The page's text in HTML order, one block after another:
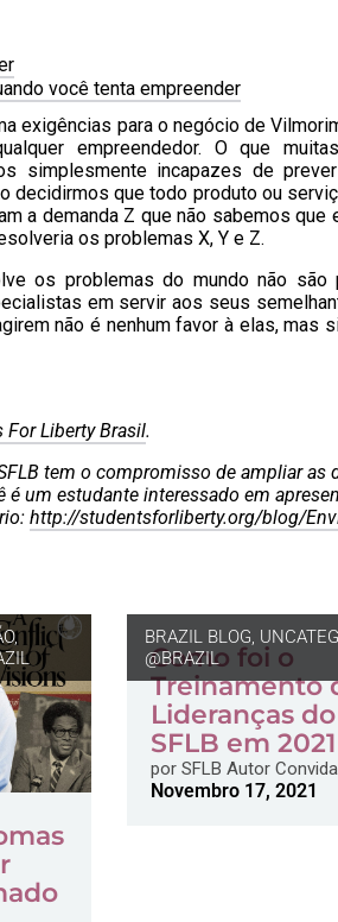
você tenta empreender
exigências para o negócio de
empreendedor. O que
simplesmente incapazes de
decidirmos que todo produto ou
a demanda Z que não sabemos que
os problemas X, Y e Z.
os problemas do mundo não são
em servir aos seus
não é nenhum favor à elas, mas
For Liberty Brasil.
tem o compromisso de ampliar as
um estudante interessado em
http://studentsforliberty.org/blog/
,
BRAZIL BLOG,
@BRAZIL
Como foi o
Treinamento
Lideranças do
SFLB em 2021
por SFLB Autor
Novembro 17, 2021